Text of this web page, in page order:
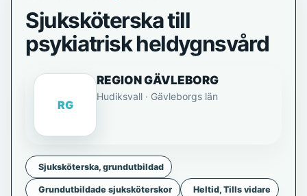
Sjuksköterska till
psykiatrisk heldygnsvård
RG
REGION GÄVLEBORG
Hudiksvall · Gävleborgs län
Sjuksköterska, grundutbildad
Grundutbildade sjuksköterskor Heltid, Tills vidare